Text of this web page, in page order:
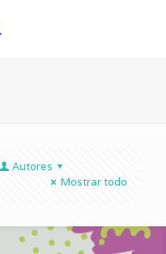
Autores
Mostrar todo